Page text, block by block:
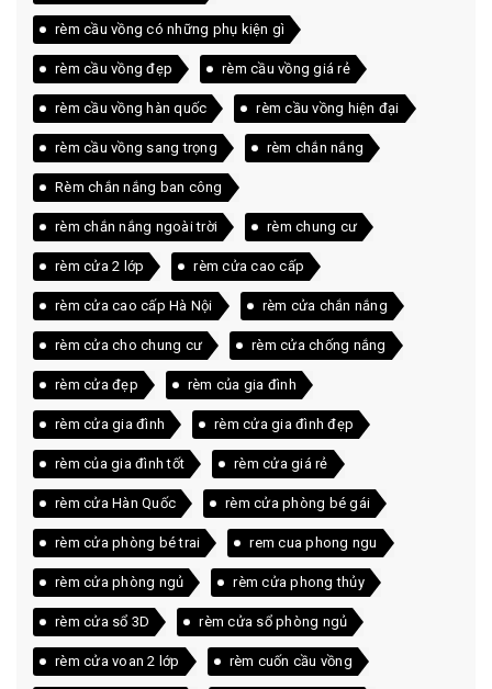
rèm cầu vồng có những phụ kiện gì
rèm cầu vồng đẹp rèm cầu vồng giá rẻ
rèm cầu vồng hàn quốc rèm cầu vồng hiện đại
rèm cầu vồng sang trọng rèm chắn nắng
Rèm chắn nắng ban công
rèm chắn nắng ngoài trời rèm chung cư
rèm cửa 2 lớp rèm cửa cao cấp
rèm cửa cao cấp Hà Nội rèm cửa chắn nắng
rèm cửa cho chung cư rèm cửa chống nắng
rèm cửa đẹp rèm của gia đình
rèm cửa gia đình rèm cửa gia đình đẹp
rèm của gia đình tốt rèm cửa giá rẻ
rèm cửa Hàn Quốc rèm cửa phòng bé gái
rèm cửa phòng bé trai rem cua phong ngu
rèm cửa phòng ngủ rèm cửa phong thủy
rèm cửa sổ 3D rèm cửa sổ phòng ngủ
rèm cửa voan 2 lớp rèm cuốn cầu vồng